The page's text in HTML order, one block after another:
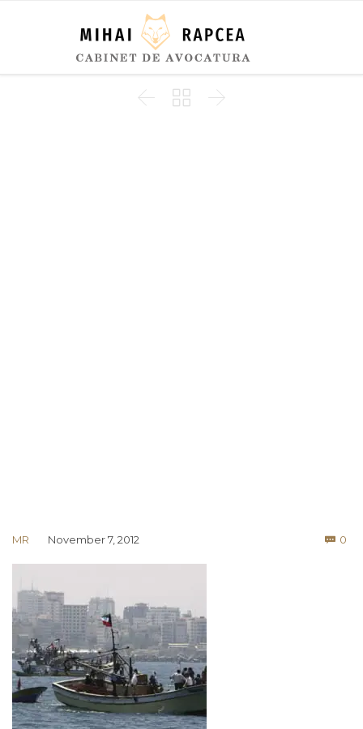
  
MR November 7, 2012  0